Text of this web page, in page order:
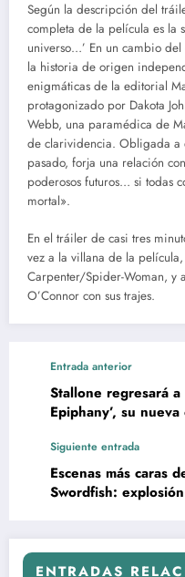
Según la descripción del
completa de la película es la
universo…’ En un cambio
la historia de origen
enigmáticas de la editorial
protagonizado por Dakota
Webb, una paramédica de
de clarividencia. Obligada a
pasado, forja una relación
poderosos futuros… si todas
mortal».
En el tráiler de casi tres
vez a la villana de la película,
Carpenter/Spider-Woman, y
O’Connor con sus trajes.
Entrada anterior
Stallone regresará
Epiphany’, su
Siguiente entrada
Escenas más caras
Swordfish:
ENTRADAS